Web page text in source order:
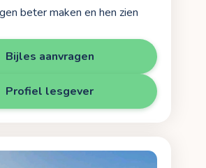
beter maken en hen zien
Bijles aanvragen
Profiel lesgever